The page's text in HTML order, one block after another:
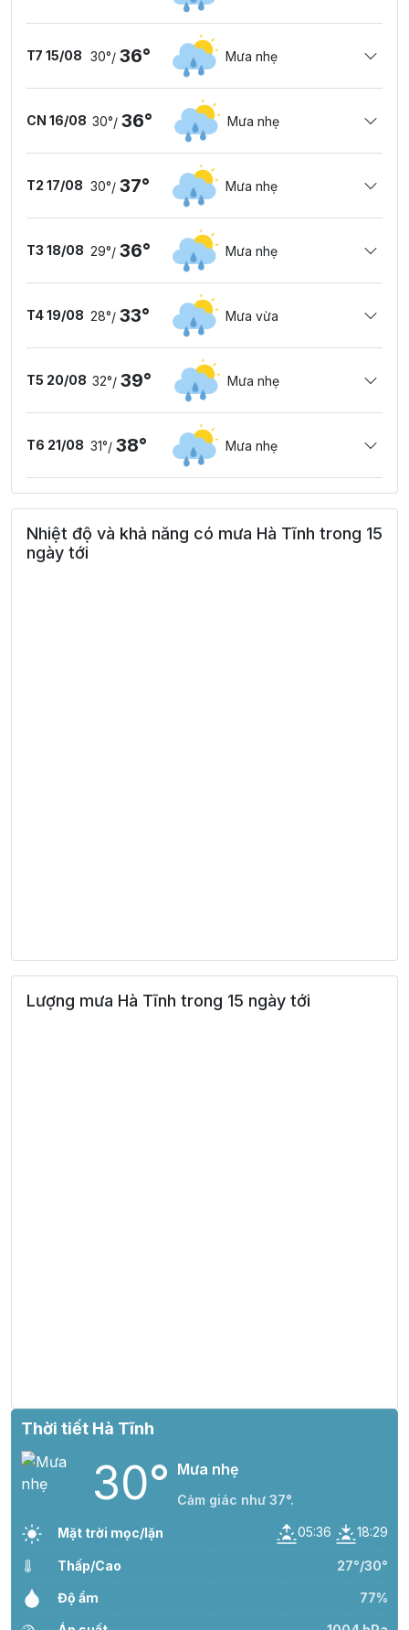
T7 15/08 30°/ 36° Mưa nhẹ
CN 16/08 30°/ 36° Mưa nhẹ
T2 17/08 30°/ 37° Mưa nhẹ
T3 18/08 29°/ 36° Mưa nhẹ
T4 19/08 28°/ 33° Mưa vừa
T5 20/08 32°/ 39° Mưa nhẹ
T6 21/08 31°/ 38° Mưa nhẹ
Nhiệt độ và khả năng có mưa Hà Tĩnh trong 15
ngày tới
Lượng mưa Hà Tĩnh trong 15 ngày tới
Thời tiết Hà Tĩnh
30° Mưa nhẹ
Cảm giác như 37°.
Mặt trời mọc/lặn 05:36 18:29
Thấp/Cao 27°/30°
Độ ẩm 77%